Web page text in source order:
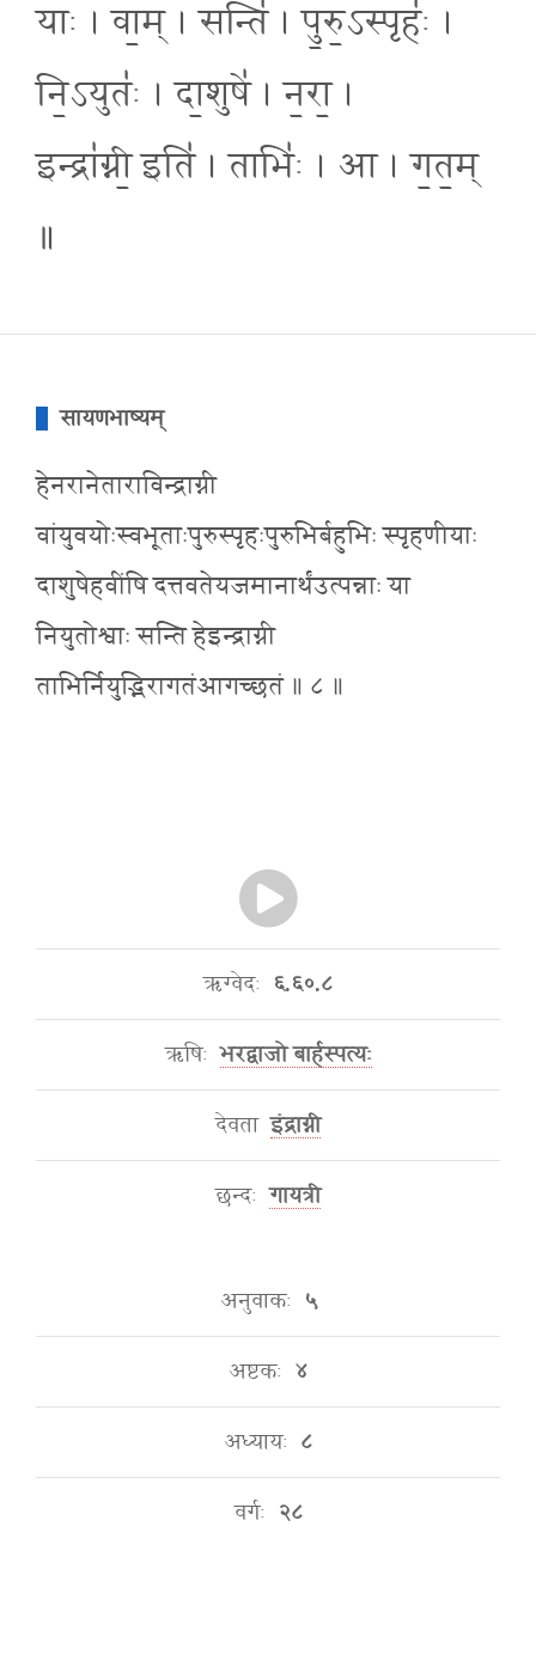
याः । वा॒म् । सन्ति॑ । पु॒रु॒ऽस्पृहः॑ ।
नि॒ऽयुतः॑ । दा॒शुषे॑ । न॒रा॒ ।
इन्द्रा॑ग्नी॒ इति॑ । ताभिः॑ । आ । ग॒त॒म्
॥
सायणभाष्यम्
हेनरानेताराविन्द्राग्नी
वांयुवयोःस्वभूताःपुरुस्पृहःपुरुभिर्बहुभिः स्पृहणीयाः
दाशुषेहवींषि दत्तवतेयजमानार्थंउत्पन्नाः या
नियुतोश्वाः सन्ति हेइन्द्राग्नी
ताभिर्नियुद्भिरागतंआगच्छतं ॥ ८ ॥
ऋग्वेदः ६.६०.८
ऋषिः भरद्वाजो बार्हस्पत्यः
देवता इंद्राग्नी
छन्दः गायत्री
अनुवाकः ५
अष्टकः ४
अध्यायः ८
वर्गः २८